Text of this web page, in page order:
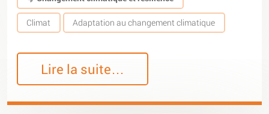
Climat Adaptation au changement climatique
Lire la suite…